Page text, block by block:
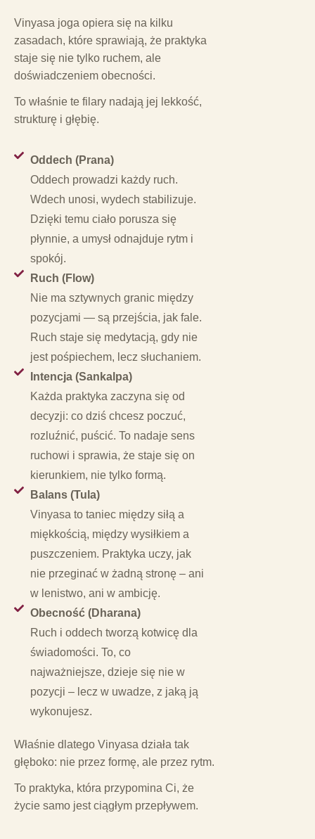
Vinyasa joga opiera się na kilku
zasadach, które sprawiają, że praktyka
staje się nie tylko ruchem, ale
doświadczeniem obecności.
To właśnie te filary nadają jej lekkość,
strukturę i głębię.
Oddech (Prana)
Oddech prowadzi każdy ruch.
Wdech unosi, wydech stabilizuje.
Dzięki temu ciało porusza się
płynnie, a umysł odnajduje rytm i
spokój.
Ruch (Flow)
Nie ma sztywnych granic między
pozycjami — są przejścia, jak fale.
Ruch staje się medytacją, gdy nie
jest pośpiechem, lecz słuchaniem.
Intencja (Sankalpa)
Każda praktyka zaczyna się od
decyzji: co dziś chcesz poczuć,
rozluźnić, puścić. To nadaje sens
ruchowi i sprawia, że staje się on
kierunkiem, nie tylko formą.
Balans (Tula)
Vinyasa to taniec między siłą a
miękkością, między wysiłkiem a
puszczeniem. Praktyka uczy, jak
nie przeginać w żadną stronę – ani
w lenistwo, ani w ambicję.
Obecność (Dharana)
Ruch i oddech tworzą kotwicę dla
świadomości. To, co
najważniejsze, dzieje się nie w
pozycji – lecz w uwadze, z jaką ją
wykonujesz.
Właśnie dlatego Vinyasa działa tak
głęboko: nie przez formę, ale przez rytm.
To praktyka, która przypomina Ci, że
życie samo jest ciągłym przepływem.